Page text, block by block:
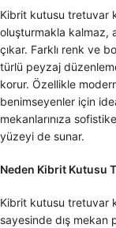
Kibrit kutusu tretuvar
oluşturmakla kalmaz,
çıkar. Farklı renk ve
türlü peyzaj
korur. Özellikle
benimseyenler için
mekanlarınıza
yüzeyi de sunar.
Neden Kibrit Kutusu
Kibrit kutusu tretuvar
sayesinde dış mekan